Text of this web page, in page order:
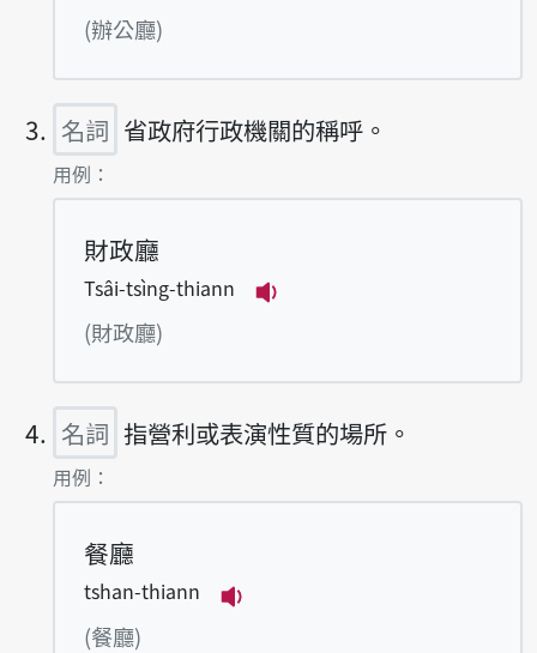
(辦公廳)
名詞 省政府行政機關的稱呼。
第3項釋義的
用例：
財政廳
Tsâi-tsìng-thiann
(財政廳)
名詞 指營利或表演性質的場所。
第4項釋義的
用例：
餐廳
tshan-thiann
(餐廳)